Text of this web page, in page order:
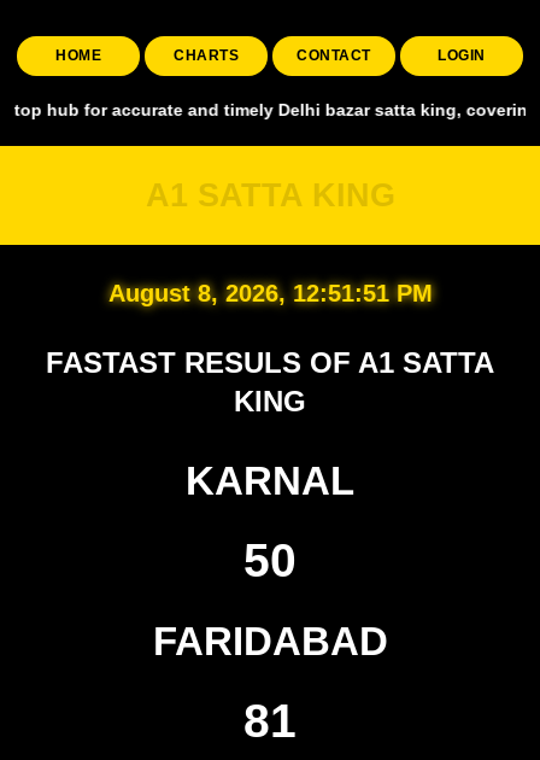
HOME CHARTS CONTACT LOGIN
accurate and timely Delhi bazar satta king, covering all
A1 SATTA KING
August 8, 2026, 12:51:52 PM
FASTAST RESULS OF A1 SATTA
KING
KARNAL
50
FARIDABAD
81